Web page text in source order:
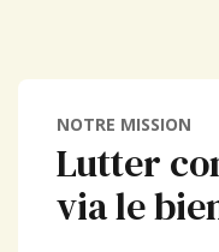
NOTRE MISSION
Lutter
via le